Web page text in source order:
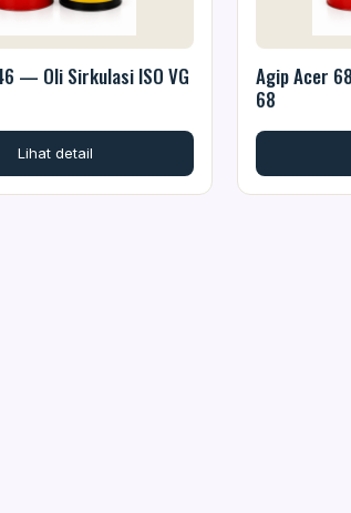
— Oli Sirkulasi ISO VG
Lihat detail
Agip Acer
68